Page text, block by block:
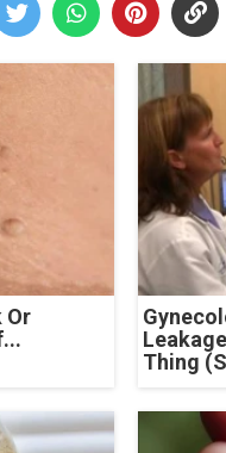
Or
Thing